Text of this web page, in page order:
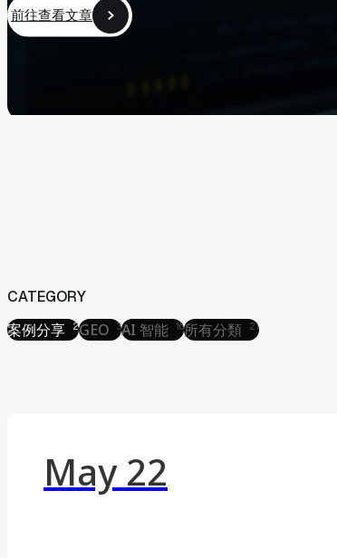
前往查看文章
前往查看文章
CATEGORY
案例分享
2GEO
3AI 智能
16所有分類
21
May 22